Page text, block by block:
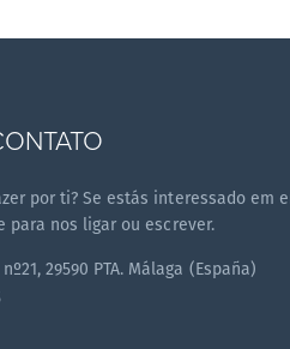
por ti? Se estás interessado em
para nos ligar ou escrever.
29590 PTA. Málaga (España)